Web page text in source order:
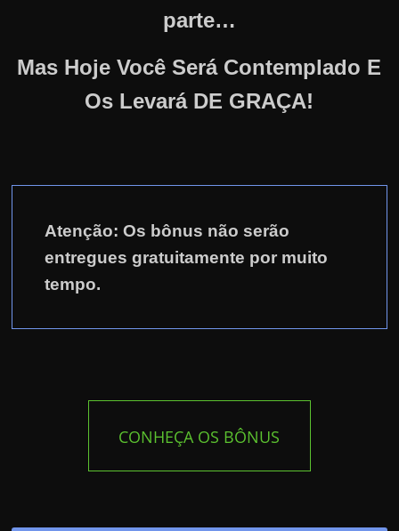
parte…
Mas Hoje Você Será Contemplado E
Os Levará DE GRAÇA!
Atenção: Os bônus não serão
entregues gratuitamente por muito
tempo.
CONHEÇA OS BÔNUS